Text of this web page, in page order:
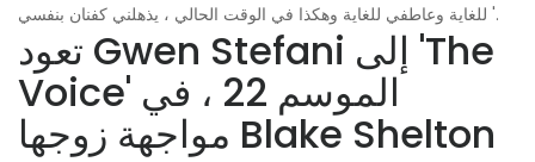
للغاية وعاطفي للغاية وهكذا في الوقت الحالي ، يذهلني كفنان بنفسي '.
تعود Gwen Stefani إلى 'The
Voice' الموسم 22 ، في
مواجهة زوجها Blake Shelton